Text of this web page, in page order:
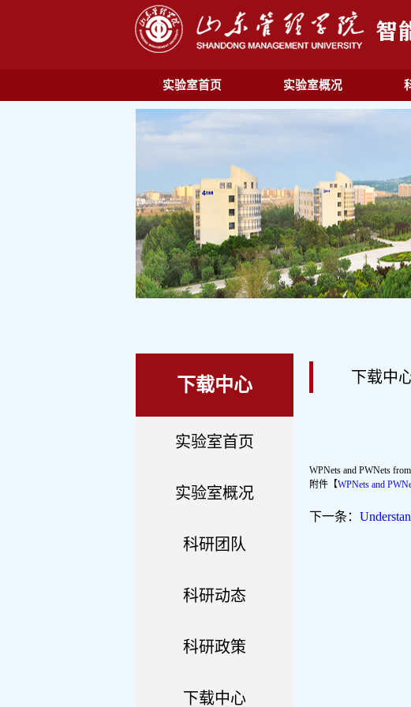
实验室首页 实验室概况
下载中心
实验室首页
实验室概况
科研团队
科研动态
科研政策
下载中心
下载中
WPNets and PWNets
附件【WPNets and
下一条：